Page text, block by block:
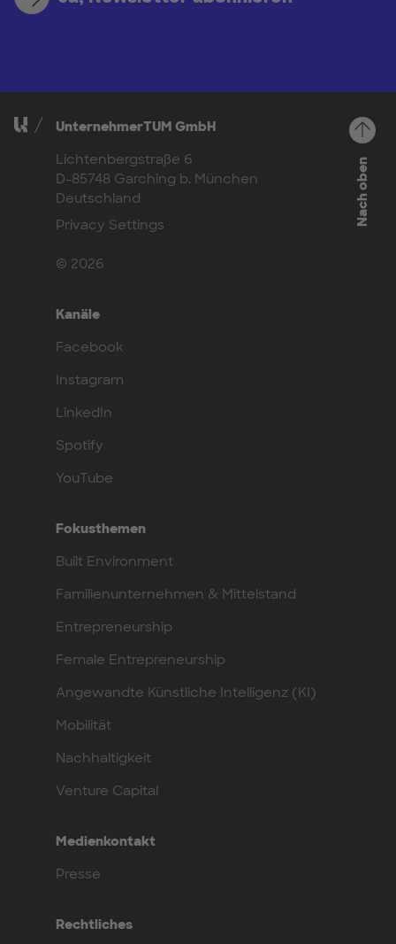
UnternehmerTUM GmbH
Lichtenbergstraße 6
D-85748 Garching b. München
Deutschland
Privacy Settings
© 2026
Kanäle
Facebook
Instagram
LinkedIn
Spotify
YouTube
Fokusthemen
Built Environment
Familienunternehmen & Mittelstand
Entrepreneurship
Female Entrepreneurship
Angewandte Künstliche Intelligenz (KI)
Mobilität
Nachhaltigkeit
Venture Capital
Medienkontakt
Presse
Rechtliches
Nach oben